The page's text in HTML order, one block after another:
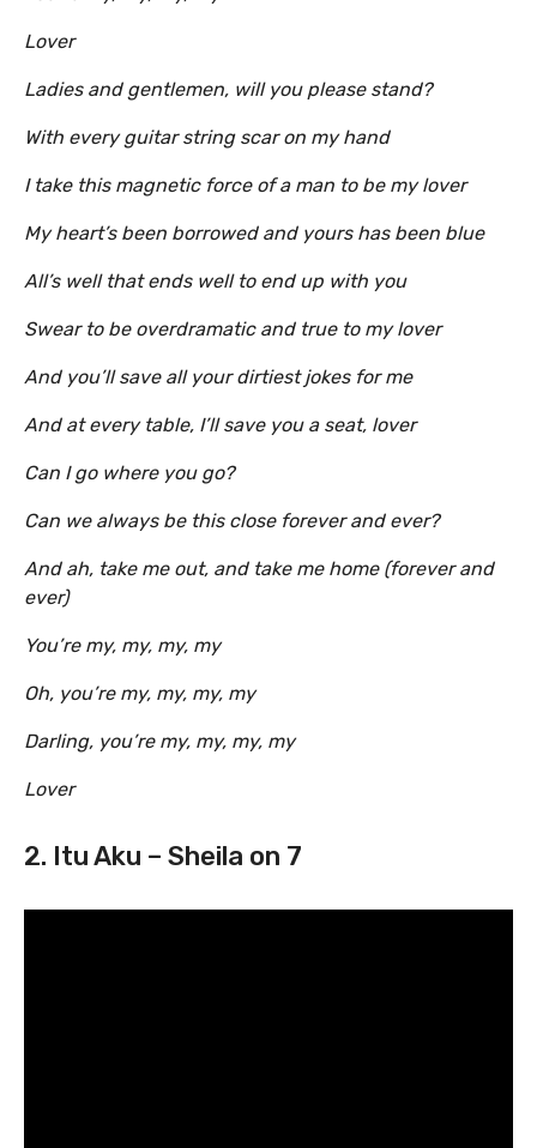
Lover
Ladies and gentlemen, will you please stand?
With every guitar string scar on my hand
I take this magnetic force of a man to be my lover
My heart’s been borrowed and yours has been blue
All’s well that ends well to end up with you
Swear to be overdramatic and true to my lover
And you’ll save all your dirtiest jokes for me
And at every table, I’ll save you a seat, lover
Can I go where you go?
Can we always be this close forever and ever?
And ah, take me out, and take me home (forever and
ever)
You’re my, my, my, my
Oh, you’re my, my, my, my
Darling, you’re my, my, my, my
Lover
2. Itu Aku – Sheila on 7